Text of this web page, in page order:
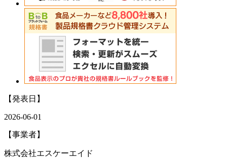
【発表日】
2026-06-01
【事業者】
株式会社エスケーエイド